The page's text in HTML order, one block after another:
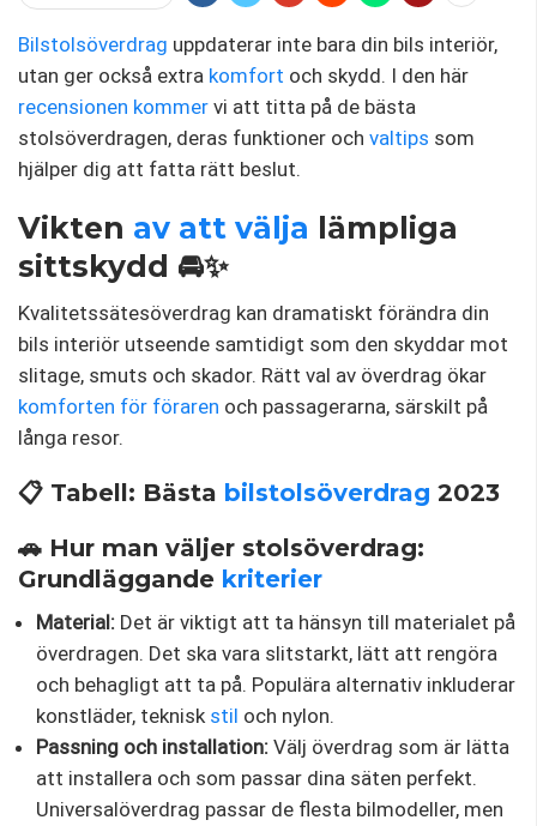
Bilstolsöverdrag uppdaterar inte bara din bils interiör,
utan ger också extra komfort och skydd. I den här
recensionen kommer vi att titta på de bästa
stolsöverdragen, deras funktioner och valtips som
hjälper dig att fatta rätt beslut.
Vikten av att välja lämpliga
sittskydd 🚘✨
Kvalitetssätesöverdrag kan dramatiskt förändra din
bils interiör utseende samtidigt som den skyddar mot
slitage, smuts och skador. Rätt val av överdrag ökar
komforten för föraren och passagerarna, särskilt på
långa resor.
📋 Tabell: Bästa bilstolsöverdrag 2023
🚗 Hur man väljer stolsöverdrag:
Grundläggande kriterier
Material: Det är viktigt att ta hänsyn till materialet på
överdragen. Det ska vara slitstarkt, lätt att rengöra
och behagligt att ta på. Populära alternativ inkluderar
konstläder, teknisk stil och nylon.
Passning och installation: Välj överdrag som är lätta
att installera och som passar dina säten perfekt.
Universalöverdrag passar de flesta bilmodeller, men